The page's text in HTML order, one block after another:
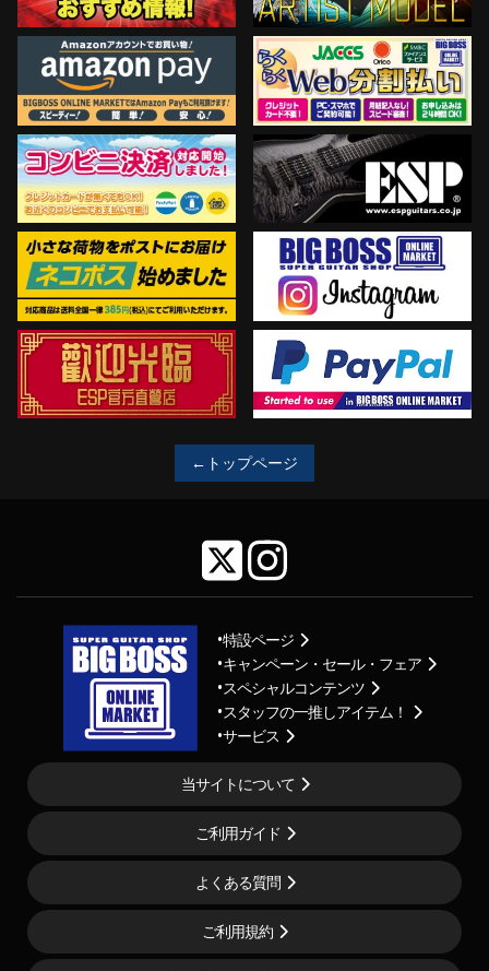
←トップページ
特設ページ
キャンペーン・セール・フェア
スペシャルコンテンツ
スタッフの一推しアイテム！
サービス
当サイトについて
ご利用ガイド
よくある質問
ご利用規約